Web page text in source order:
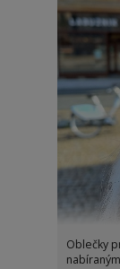
Oblečky